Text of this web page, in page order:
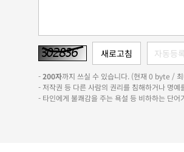
-200자까지 쓰실 수 있습니다. (현재 0 byte /
- 저작권 등 다른 사람의 권리를 침해하거나 명
- 타인에게 불쾌감을 주는 욕설 등 비하하는 단